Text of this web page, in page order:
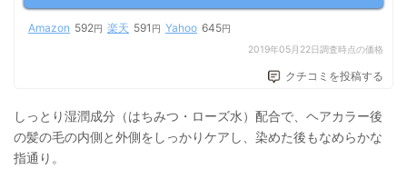
Amazon 592円 楽天 591 円 Yahoo 645円
2019年05月22日調査時点の価格
クチコミを投稿する
しっとり湿潤成分（はちみつ・ローズ水）配合で、ヘアカラー後
の髪の毛の内側と外側をしっかりケアし、染めた後もなめらかな
指通り。